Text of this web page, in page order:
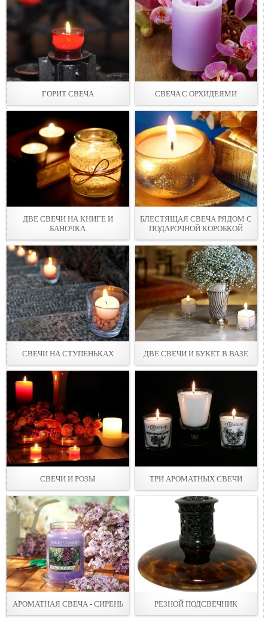
ГОРИТ СВЕЧA СВЕЧA С ОРХИДЕЯМИ
ДВЕ СВЕЧИ НА КНИГЕ И
БАНОЧКА
БЛЕСТЯЩАЯ СВЕЧА РЯДОМ С
ПОДАРОЧНОЙ КОРОБКOЙ
СВЕЧИ НА СТУПEНЬКАХ ДВЕ СВЕЧИ И БУКЕТ В ВАЗЕ
СВЕЧИ И РОЗЫ ТРИ АРОМАТНЫХ СВЕЧИ
АРОМАТНАЯ СВЕЧА - СИРЕНЬ РЕЗНОЙ ПОДСВЕЧНИК